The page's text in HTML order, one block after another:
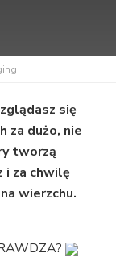
się
za dużo, nie
tworzą
i za chwilę
wierzchu.